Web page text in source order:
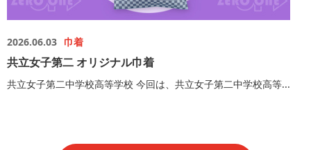
2026.06.03 巾着
共立女子第二 オリジナル巾着
共立女子第二中学校高等学校 今回は、共立女子第二中学校高等...